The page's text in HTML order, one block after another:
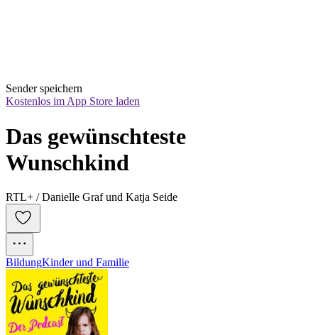
Sender speichern
Kostenlos im App Store laden
Das gewünschteste
Wunschkind
RTL+ / Danielle Graf und Katja Seide
BildungKinder und Familie